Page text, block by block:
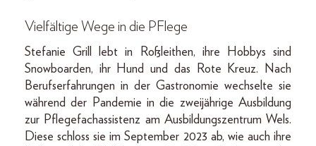
Vielfältige Wege in die PFlege
Stefanie Grill lebt in Roßleithen, ihre Hobbys sind
Snowboarden, ihr Hund und das Rote Kreuz. Nach
Berufserfahrungen in der Gastronomie wechselte sie
während der Pandemie in die zweijährige Ausbildung
zur Pflegefachassistenz am Ausbildungszentrum Wels.
Diese schloss sie im September 2023 ab, wie auch ihre